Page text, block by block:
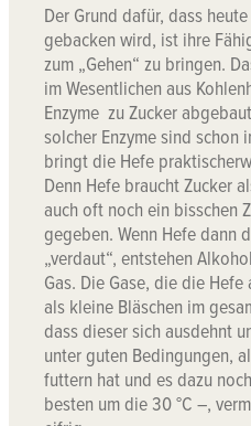
Der Grund dafür, dass
gebacken wird, ist ihre
zum „Gehen“ zu bringen.
im Wesentlichen aus
Enzyme zu Zucker
solcher Enzyme sind schon
bringt die Hefe
Denn Hefe braucht Zucker
auch oft noch ein bisschen
gegeben. Wenn Hefe dann
„verdaut“, entstehen
Gas. Die Gase, die die
als kleine Bläschen im
dass dieser sich ausdehnt
unter guten Bedingungen,
futtern hat und es dazu
besten um die 30 °C –,